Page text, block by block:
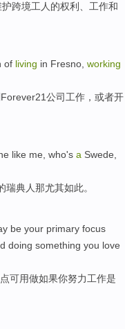
跨境工人 的权利 工作和
of living in Fresno working
21公司 工作 ， 或者开
like me , who's a Swede
瑞典人那尤其如此。
be your primary focus
doing something you love
可用做如果你努力工作是